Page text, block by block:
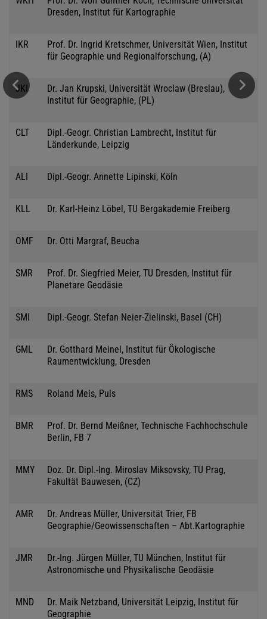
Dresden, Institut für Kartographie
IKR
Prof. Dr. Ingrid Kretschmer, Universität Wien, Institut
für Geographie und Regionalforschung, (A)
JKI
Dr. Jan Krupski, Universität Wroclaw (Breslau),
Institut für Geographie, (PL)
CLT
Dipl.-Geogr. Christian Lambrecht, Institut für
Länderkunde, Leipzig
ALI Dipl.-Geogr. Annette Lipinski, Köln
KLL Dr. Karl-Heinz Löbel, TU Bergakademie Freiberg
OMF Dr. Otti Margraf, Beucha
SMR
Prof. Dr. Siegfried Meier, TU Dresden, Institut für
Planetare Geodäsie
SMI Dipl.-Geogr. Stefan Neier-Zielinski, Basel (CH)
GML
Dr. Gotthard Meinel, Institut für Ökologische
Raumentwicklung, Dresden
RMS Roland Meis, Puls
BMR
Prof. Dr. Bernd Meißner, Technische Fachhochschule
Berlin, FB 7
MMY
Doz. Dr. Dipl.-Ing. Miroslav Miksovsky, TU Prag,
Fakultät Bauwesen, (CZ)
AMR
Dr. Andreas Müller, Universität Trier, FB
Geographie/Geowissenschaften – Abt.Kartographie
JMR
Dr.-Ing. Jürgen Müller, TU München, Institut für
Astronomische und Physikalische Geodäsie
MND
Dr. Maik Netzband, Universität Leipzig, Institut für
Geographie